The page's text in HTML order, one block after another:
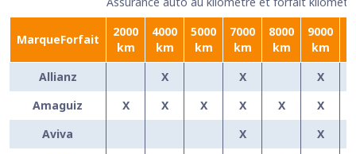
MarqueForfait
2000
km
4000
km
5000
km
7000
km
8000
km
9000
km
Allianz
X X
X
Amaguiz
X X X X X
X
Aviva
X
X